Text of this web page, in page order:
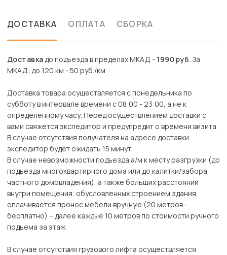
ДОСТАВКА ОПЛАТА СБОРКА
Доставкадо подъезда в пределах МКАД - 1990 руб. За
МКАД: до 120 км - 50 руб./км
Доставка товара осуществляется с понедельника по
субботу в интервале времени с 08:00 - 23:00, а не к
определенному часу. Перед осуществлением доставки с
вами свяжется экспедитор и предупредит о времени визита.
В случае отсутствия получателя на адресе доставки
экспедитор будет ожидать 15 минут.
В случае невозможности подъезда а/м к месту разгрузки (до
подъезда многоквартирного дома или до калитки/забора
частного домовладения), а также больших расстояний
внутри помещения, обусловленных строением здания,
оплачивается пронос мебели вручную (20 метров -
бесплатно) – далее каждые 10 метров по стоимости ручного
подъема за этаж.
В случае отсутствия грузового лифта осуществляется